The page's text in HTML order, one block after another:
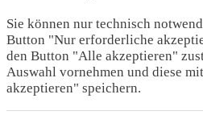
Sie können nur technisch
Button "Nur erforderliche
den Button "Alle akzeptieren"
Auswahl vornehmen und diese
akzeptieren" speichern.